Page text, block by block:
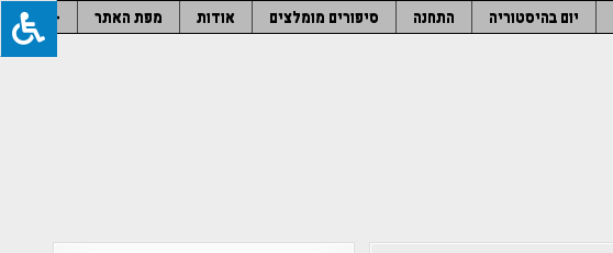
יום בהיסטוריה התחנה סיפורים מומלצים אודות מפת האתר –